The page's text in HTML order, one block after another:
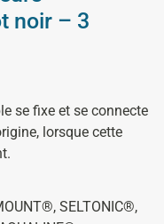
noir – 3
se fixe et se connecte
lorsque cette
SELTONIC®,